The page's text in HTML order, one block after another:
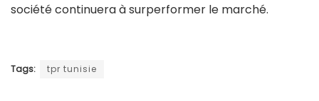
société continuera à surperformer le marché.
Tags: tpr tunisie